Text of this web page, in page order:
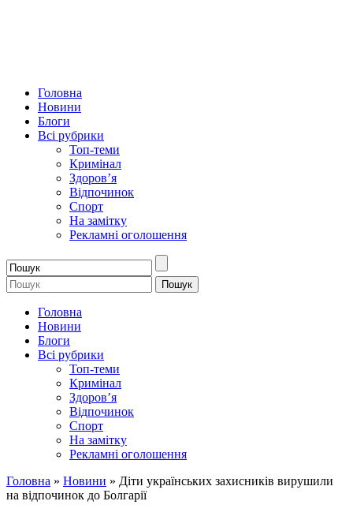
Головна
Новини
Блоги
Всі рубрики
Топ-теми
Кримінал
Здоров’я
Відпочинок
Спорт
На замітку
Рекламні оголошення
Головна
Новини
Блоги
Всі рубрики
Топ-теми
Кримінал
Здоров’я
Відпочинок
Спорт
На замітку
Рекламні оголошення
Головна » Новини » Діти українських захисників вирушили
на відпочинок до Болгарії